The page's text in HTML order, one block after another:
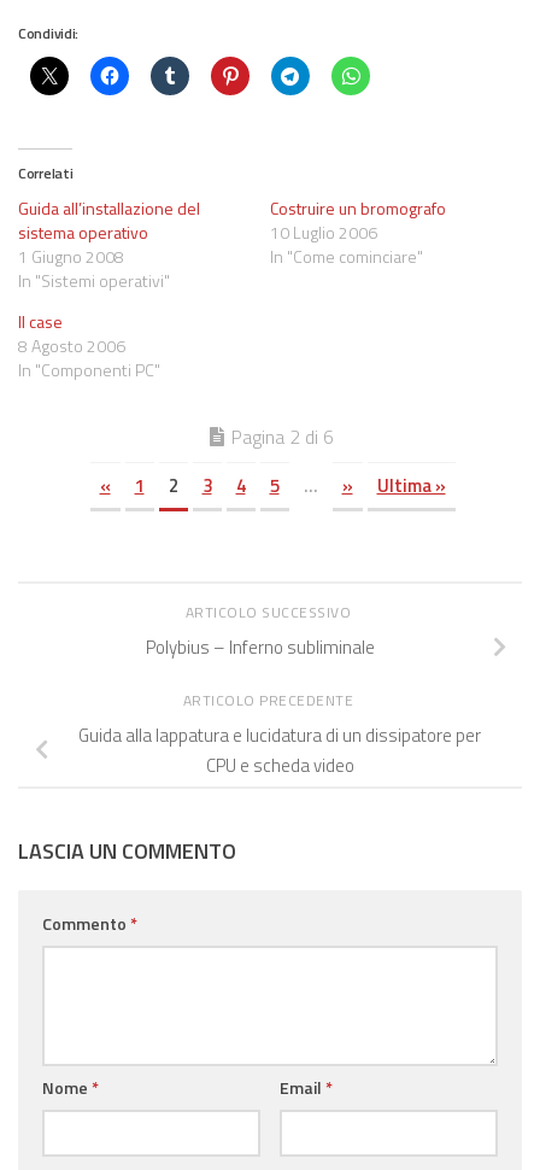
Condividi:
Correlati
Guida all’installazione del
sistema operativo
1 Giugno 2008
In "Sistemi operativi"
Costruire un bromografo
10 Luglio 2006
In "Come cominciare"
ll case
8 Agosto 2006
In "Componenti PC"
Pagina 2 di 6
« 1 2 3 4 5 ... » Ultima »
ARTICOLO SUCCESSIVO
Polybius – Inferno subliminale
ARTICOLO PRECEDENTE
Guida alla lappatura e lucidatura di un dissipatore per
CPU e scheda video
LASCIA UN COMMENTO
Commento *
Nome * Email *